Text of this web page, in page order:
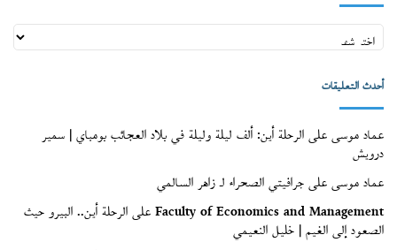
أعداد
قنّاص
أحدث التعليقات
عماد موسىعلىالرحلة أين: ألف ليلة وليلة في بلاد العجائب بومباي | سمير
درويش
عماد موسىعلىجرافيتي الصحراء لـ زاهر السالمي
Faculty of Economics and Managementعلىالرحلة أين.. البيرو حيث
الصعود إلى الغيم | خليل النعيمي